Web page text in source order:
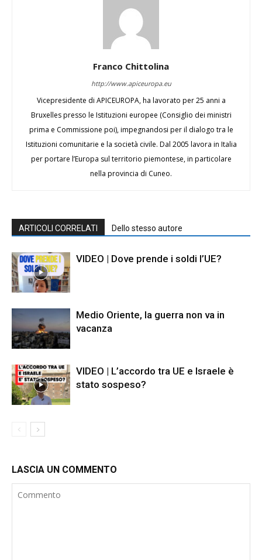
Franco Chittolina
http://www.apiceuropa.eu
Vicepresidente di APICEUROPA, ha lavorato per 25 anni a
Bruxelles presso le Istituzioni europee (Consiglio dei ministri
prima e Commissione poi), impegnandosi per il dialogo tra le
Istituzioni comunitarie e la società civile. Dal 2005 lavora in Italia
per portare l’Europa sul territorio piemontese, in particolare
nella provincia di Cuneo.
ARTICOLI CORRELATI Dello stesso autore
VIDEO | Dove prende i soldi l’UE?
Medio Oriente, la guerra non va in
vacanza
VIDEO | L’accordo tra UE e Israele è
stato sospeso?
LASCIA UN COMMENTO